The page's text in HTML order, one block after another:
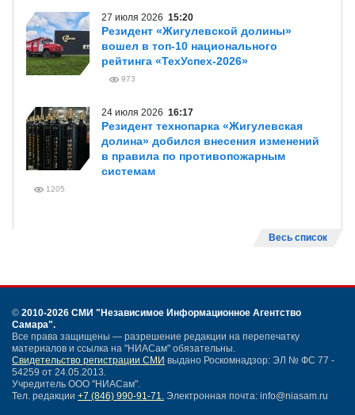
27 июля 2026 15:20
Резидент «Жигулевской долины»
вошел в топ-10 национального
рейтинга «ТехУспех-2026»
973
24 июля 2026 16:17
Резидент технопарка «Жигулевская
долина» добился внесения изменений
в правила по противопожарным
системам
1205
Весь список
© 2010-2026 СМИ "Независимое Информационное Агентство
Самара".
Все права защищены — разрешение редакции на перепечатку
материалов и ссылка на "НИАСам" обязательны.
Свидетельство регистрации СМИ выдано Роскомнадзор: ЭЛ № ФС 77 -
54259 от 24.05.2013.
Учредитель ООО "НИАСам".
Тел. редакции +7 (846) 990-91-71. Электронная почта: info@niasam.ru